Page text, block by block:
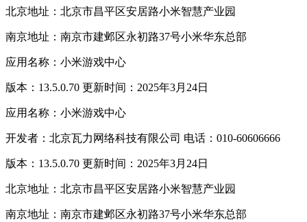
北京地址：北京市昌平区安居路小米智慧产业园
南京地址：南京市建邺区永初路37号小米华东总部
应用名称：小米游戏中心
版本：13.5.0.70 更新时间：2025年3月24日
应用名称：小米游戏中心
开发者：北京瓦力网络科技有限公司 电话：010-60606666
版本：13.5.0.70 更新时间：2025年3月24日
北京地址：北京市昌平区安居路小米智慧产业园
南京地址：南京市建邺区永初路37号小米华东总部